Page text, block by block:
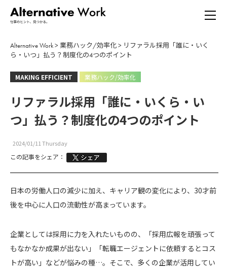
Alternative Work> 業務ハック/効率化> リファラル採用「誰に・いく
ら・いつ」払う？制度化の4つのポイント
MAKING EFFICIENT 業務ハック/効率化
リファラル採用「誰に・いくら・い
つ」払う？制度化の4つのポイント
2024/01/11 Thursday
この記事をシェア：
日本の労働人口の減少に加え、キャリア観の変化により、30才前
後を中心に人口の流動性が高まっています。
企業としては採用に力を入れたいものの、「採用広報を頑張って
もなかなか成果が出ない」「転職エージェントに依頼するとコス
トが高い」などが悩みの種…。そこで、多くの企業が活用してい